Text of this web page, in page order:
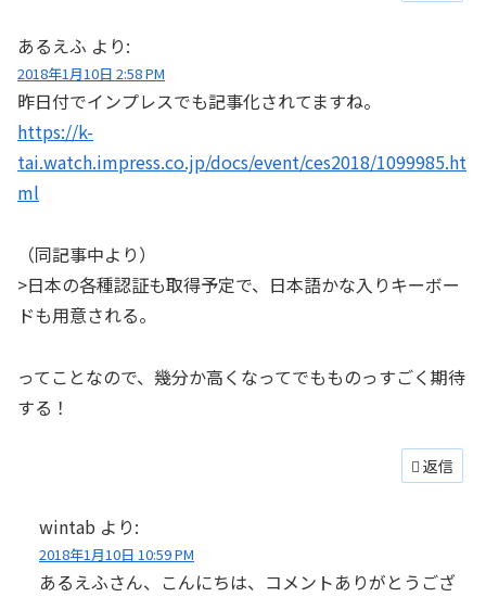
あるえふ より:
2018年1月10日 2:58 PM
昨日付でインプレスでも記事化されてますね。
https://k-
tai.watch.impress.co.jp/docs/event/ces2018/1099985.ht
ml
（同記事中より）
>日本の各種認証も取得予定で、日本語かな入りキーボー
ドも用意される。
ってことなので、幾分か高くなってでもものっすごく期待
する！
返信
wintab より:
2018年1月10日 10:59 PM
あるえふさん、こんにちは、コメントありがとうござ